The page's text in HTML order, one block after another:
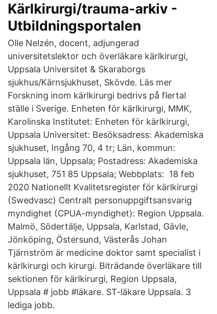
Kärlkirurgi/trauma-arkiv -
Utbildningsportalen
Olle Nelzén, docent, adjungerad
universitetslektor och överläkare kärlkirurgi,
Uppsala Universitet & Skaraborgs
sjukhus/Kärnsjukhuset, Skövde. Läs mer
Forskning inom kärlkirurgi bedrivs på flertal
ställe i Sverige. Enheten för kärlkirurgi, MMK,
Karolinska Institutet: Enheten för kärlkirurgi,
Uppsala Universitet: Besöksadress: Akademiska
sjukhuset, Ingång 70, 4 tr; Län, kommun:
Uppsala län, Uppsala; Postadress: Akademiska
sjukhuset, 751 85 Uppsala; Webbplats: 18 feb
2020 Nationellt Kvalitetsregister för kärlkirurgi
(Swedvasc) Centralt personuppgiftsansvarig
myndighet (CPUA-myndighet): Region Uppsala.
Malmö, Södertälje, Uppsala, Karlstad, Gävle,
Jönköping, Östersund, Västerås Johan
Tjärnström är medicine doktor samt specialist i
kärlkirurgi och kirurgi. Biträdande överläkare till
sektionen för kärlkirurgi, Region Uppsala,
Uppsala # jobb #läkare. ST-läkare Uppsala. 3
lediga jobb.